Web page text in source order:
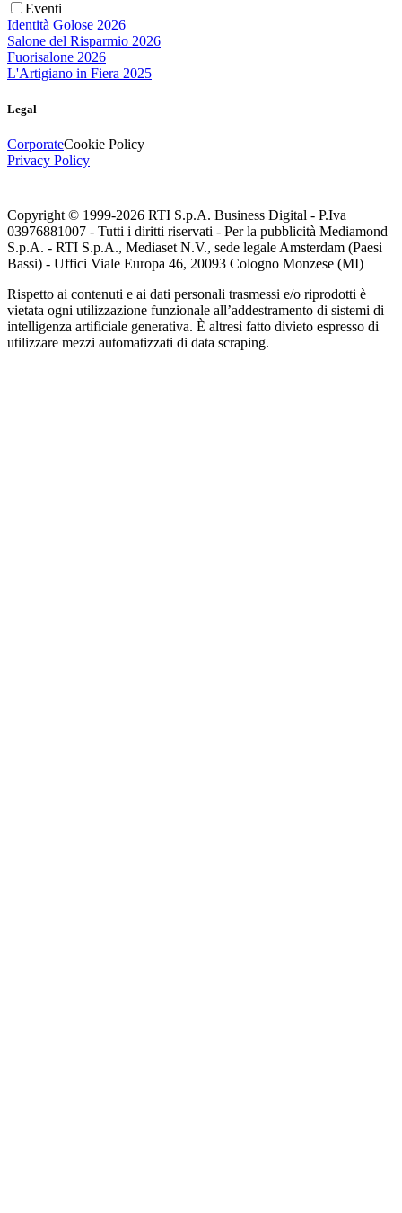
Eventi
Identità Golose 2026
Salone del Risparmio 2026
Fuorisalone 2026
L'Artigiano in Fiera 2025
Legal
CorporateCookie Policy
Privacy Policy
Copyright © 1999-2026 RTI S.p.A. Business Digital - P.Iva
03976881007 - Tutti i diritti riservati - Per la pubblicità Mediamond
S.p.A. - RTI S.p.A., Mediaset N.V., sede legale Amsterdam (Paesi
Bassi) - Uffici Viale Europa 46, 20093 Cologno Monzese (MI)
Rispetto ai contenuti e ai dati personali trasmessi e/o riprodotti è
vietata ogni utilizzazione funzionale all’addestramento di sistemi di
intelligenza artificiale generativa. È altresì fatto divieto espresso di
utilizzare mezzi automatizzati di data scraping.